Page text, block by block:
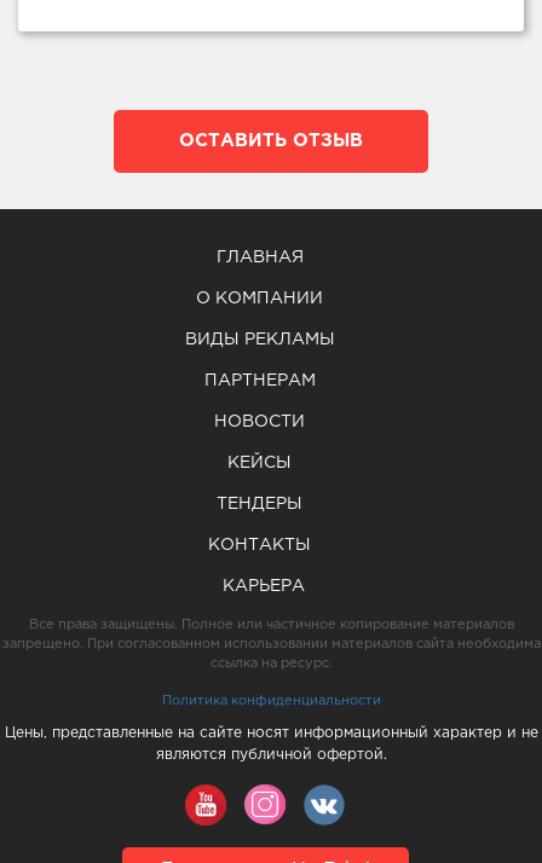
ОСТАВИТЬ ОТЗЫВ
ГЛАВНАЯ
О КОМПАНИИ
ВИДЫ РЕКЛАМЫ
ПАРТНЕРАМ
НОВОСТИ
КЕЙСЫ
ТЕНДЕРЫ
КОНТАКТЫ
КАРЬЕРА
Все права защищены. Полное или частичное копирование материалов
запрещено. При согласованном использовании материалов сайта необходима
ссылка на ресурс.
Политика конфиденциальности
Цены, представленные на сайте носят информационный характер и не
являются публичной офертой.